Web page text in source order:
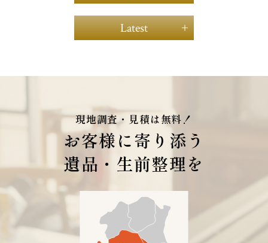
2026年04月（2）
2026年03月（1）
2025年10月（5）
2025年09月（5）
2025年07月（8）
2025年05月（11）
Latest
（2025年10月12日）
現地調査・見積は無料！
お客様に寄り添う
遺品・生前整理を